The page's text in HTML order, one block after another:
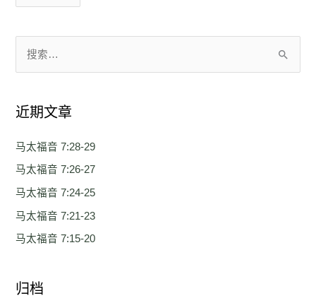
近期文章
马太福音 7:28-29
马太福音 7:26-27
马太福音 7:24-25
马太福音 7:21-23
马太福音 7:15-20
归档